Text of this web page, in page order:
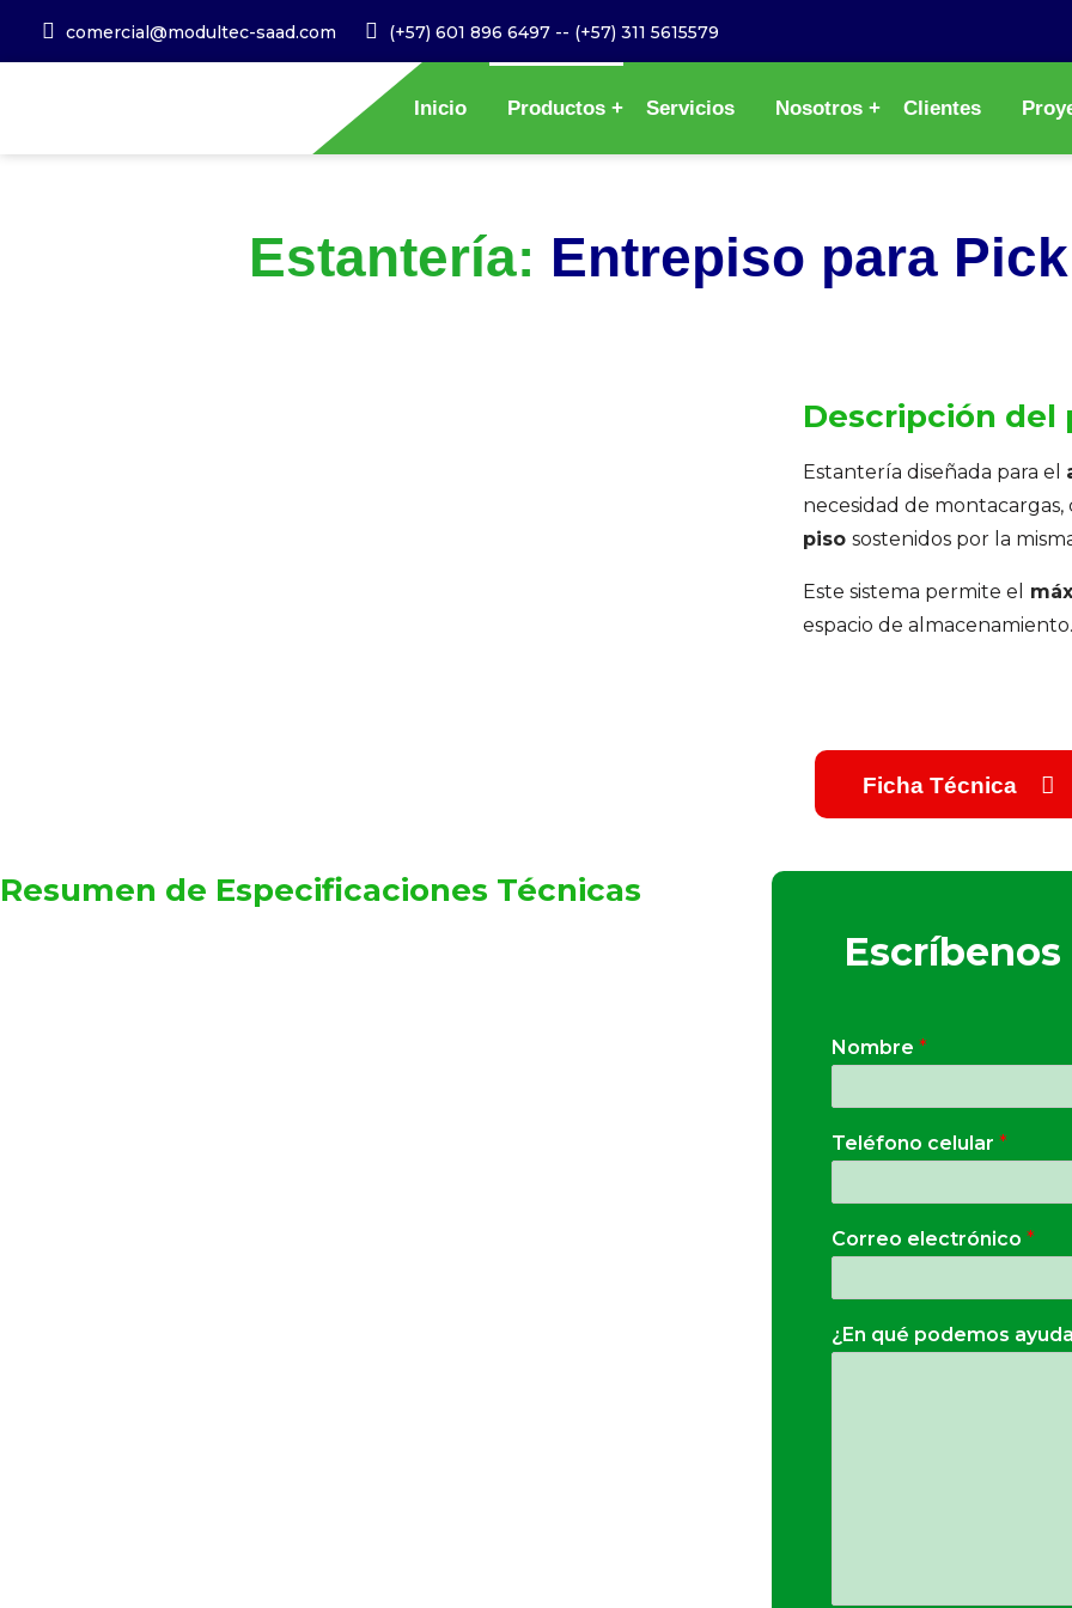
comercial@modultec-saad.com (+57) 601 896 6497 -- (+57) 311 5615579
Inicio Productos Servicios Nosotros Clientes
Estantería: Entrepiso para
Descripción del
Estantería diseñada para el
necesidad de montacargas,
piso sostenidos por la
Este sistema permite el
espacio de almacenamiento.
Ficha Técnica
Resumen de Especificaciones Técnicas
Escríbenos
Nombre *
Teléfono celular *
Correo electrónico *
¿En qué podemos